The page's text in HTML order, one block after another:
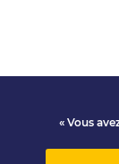
« Vous